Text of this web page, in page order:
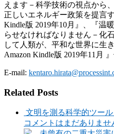
えます－科学技術の視点から
正しいエネルギー政策を提言
Kindle版 2019年10月』、『温
らせなければなりません－化
して人類が、平和な世界に生
Amazon Kindle版 2019年11月 』
E-mail:
Related Posts
文明を測る科学的ツール
コメントはまだありませ